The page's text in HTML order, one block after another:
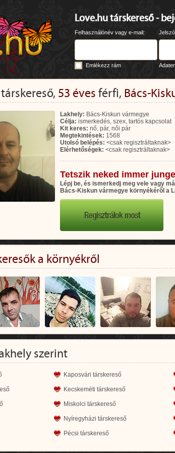
Love.hu társkereső -
Felhasználónév vagy e-mail:
Emlékezz rám
társkereső, 53 éves férfi, Bács-
Lakhely: Bács-Kiskun vármegye
Célja: ismerkedés, szex, tartós kapcsolat
Kit keres: nő, pár, női pár
Megtekintések: 1568
Utolsó belépés: <csak regisztráltaknak>
Elérhetőségek: <csak regisztráltaknak>
Tetszik neked immer
Lépj be, és ismerkedj meg vele vagy
Bács-Kiskun vármegye környékéről a
a környékről
szerint
Kaposvári társkereső
Kecskeméti társkereső
Miskolci társkereső
Nyíregyházi társkereső
Pécsi társkereső